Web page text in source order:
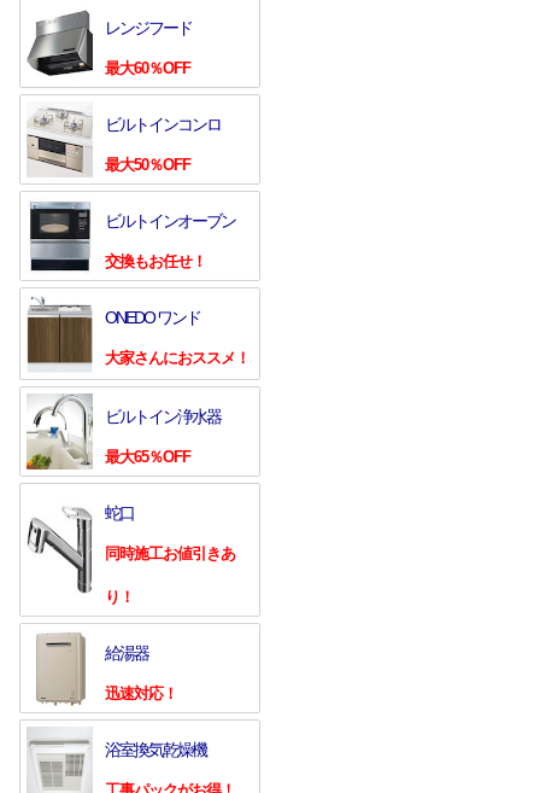
レンジフード
最大60％OFF
ビルトインコンロ
最大50％OFF
ビルトインオーブン
交換もお任せ！
ONEDO ワンド
大家さんにおススメ！
ビルトイン浄水器
最大65％OFF
蛇口
同時施工お値引きあ
り！
給湯器
迅速対応！
浴室換気乾燥機